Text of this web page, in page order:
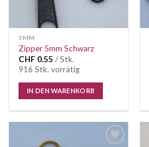
5MM
Zipper 5mm Schwarz
CHF 0.55 / Stk.
916 Stk. vorrätig
IN DEN WARENKORB